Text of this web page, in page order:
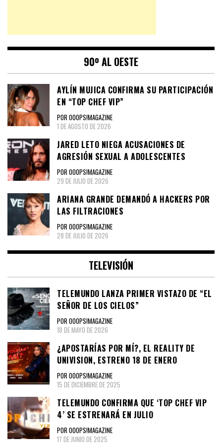
90º AL OESTE
AYLÍN MUJICA CONFIRMA SU PARTICIPACIÓN
EN “TOP CHEF VIP”
POR OOOPS!MAGAZINE
1 DE AGOSTO DE 2026
JARED LETO NIEGA ACUSACIONES DE
AGRESIÓN SEXUAL A ADOLESCENTES
POR OOOPS!MAGAZINE
29 DE JULIO DE 2026
ARIANA GRANDE DEMANDÓ A HACKERS POR
LAS FILTRACIONES
POR OOOPS!MAGAZINE
28 DE JULIO DE 2026
TELEVISIÓN
TELEMUNDO LANZA PRIMER VISTAZO DE “EL
SEÑOR DE LOS CIELOS”
POR OOOPS!MAGAZINE
18 DE MAYO DE 2026
¿APOSTARÍAS POR MÍ?, EL REALITY DE
UNIVISION, ESTRENO 18 DE ENERO
POR OOOPS!MAGAZINE
15 DE DICIEMBRE DE 2025
TELEMUNDO CONFIRMA QUE ‘TOP CHEF VIP
4’ SE ESTRENARÁ EN JULIO
POR OOOPS!MAGAZINE
17 DE JUNIO DE 2025